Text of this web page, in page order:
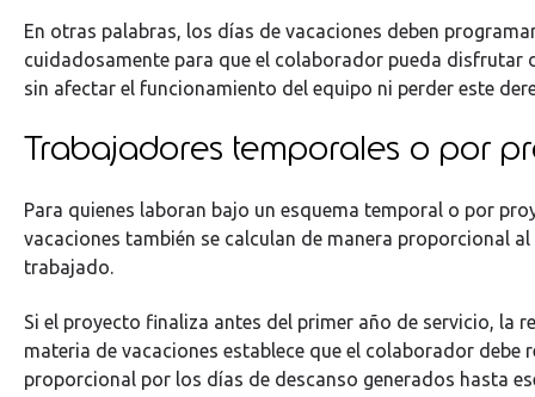
En otras palabras, los días de vacaciones deben
cuidadosamente para que el colaborador pueda disfrutar
sin afectar el funcionamiento del equipo ni perder este
Trabajadores temporales o por
Para quienes laboran bajo un esquema temporal o por
vacaciones también se calculan de manera proporcional
trabajado.
Si el proyecto finaliza antes del primer año de servicio, la
materia de vacaciones establece que el colaborador debe
proporcional por los días de descanso generados hasta